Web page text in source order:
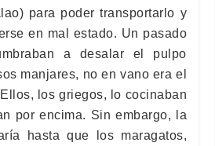
para poder transportarlo y
en mal estado. Un pasado
a desalar el pulpo
manjares, no en vano era el
los griegos, lo cocinaban
por encima. Sin embargo, la
hasta que los maragatos,